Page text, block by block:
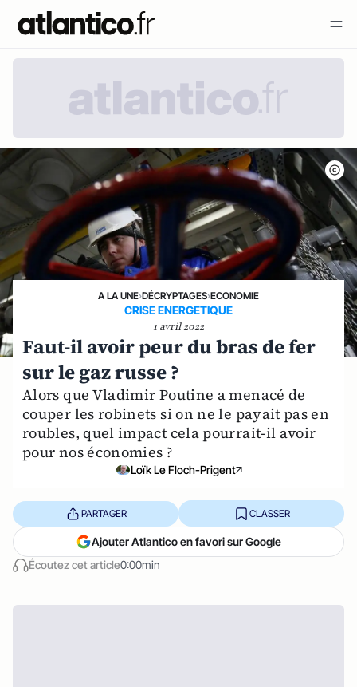
A LA UNE›DÉCRYPTAGES›ECONOMIE
CRISE ENERGETIQUE
1 avril 2022
Faut-il avoir peur du bras de fer
sur le gaz russe ?
Alors que Vladimir Poutine a menacé de
couper les robinets si on ne le payait pas en
roubles, quel impact cela pourrait-il avoir
pour nos économies ?
Loïk Le Floch-Prigent
Écoutez cet article0:00min
PARTAGER CLASSER
Ajouter Atlantico en favori sur Google